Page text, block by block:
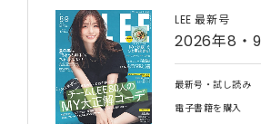
LEE 最新号
2026年8・
最新号・試し読み
電子書籍を購入